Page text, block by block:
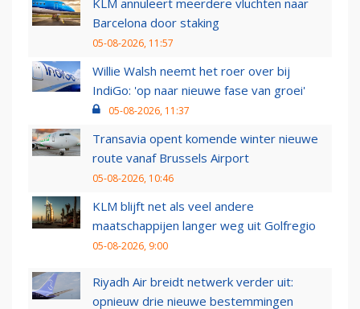
KLM annuleert meerdere vluchten naar
Barcelona door staking
05-08-2026, 11:57
Willie Walsh neemt het roer over bij
IndiGo: 'op naar nieuwe fase van groei'
05-08-2026, 11:37
Transavia opent komende winter nieuwe
route vanaf Brussels Airport
05-08-2026, 10:46
KLM blijft net als veel andere
maatschappijen langer weg uit Golfregio
05-08-2026, 9:00
Riyadh Air breidt netwerk verder uit:
opnieuw drie nieuwe bestemmingen